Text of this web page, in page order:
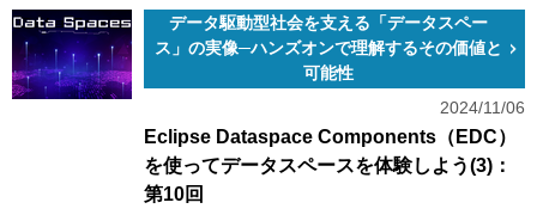
データ駆動型社会を支える「データスペー
ス」の実像─ハンズオンで理解するその価値と
可能性
2024/11/06
Eclipse Dataspace Components（EDC）
を使ってデータスペースを体験しよう(3)：
第10回